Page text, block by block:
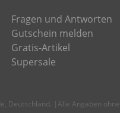
Fragen und Antworten
Gutschein melden
Gratis-Artikel
Supersale
Deutschland. |Alle Angaben